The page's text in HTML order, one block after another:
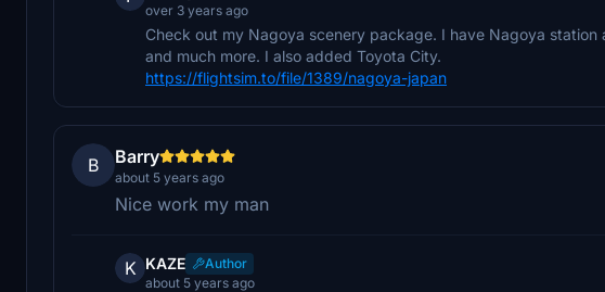
over 3 years ago
Check out my Nagoya scenery package. I have Nagoya station
and much more. I also added Toyota City.
https://flightsim.to/file/1389/nagoya-japan
B Barry
about 5 years ago
Nice work my man
K KAZE
Author
about 5 years ago